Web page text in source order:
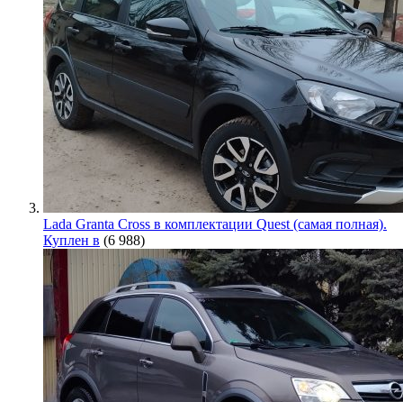
Lada Granta Cross в комплектации Quest (самая полная).
Куплен в (6 988)